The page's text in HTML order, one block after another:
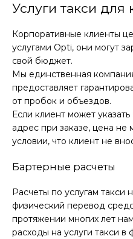
Услуги такси для
Корпоративные клиенты
услугами Opti, они могут
свой бюджет.
Мы единственная
предоставляет
от пробок и объездов.
Если клиент может
адрес при заказе, цена не
условии, что клиент не
Бартерные расчеты
Расчеты по услугам такси
физический перевод
протяжении многих лет
расходы на услуги такси